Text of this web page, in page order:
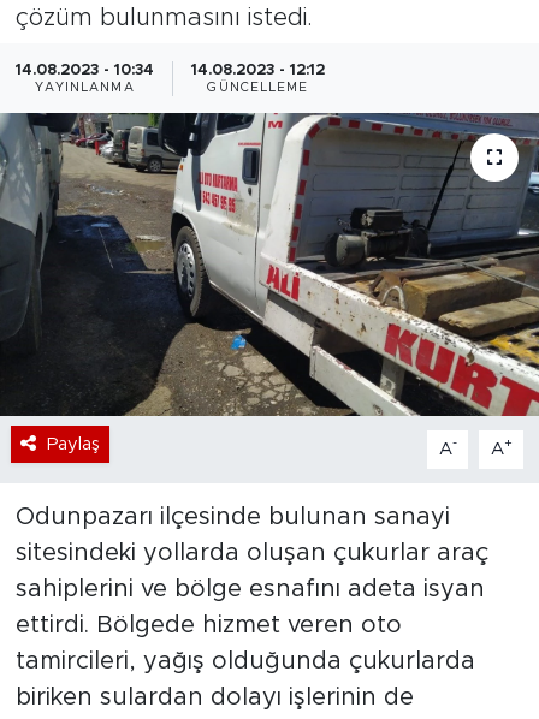
çözüm bulunmasını istedi.
14.08.2023 - 10:34
YAYINLANMA
14.08.2023 - 12:12
GÜNCELLEME
Paylaş A- A+
Odunpazarı ilçesinde bulunan sanayi
sitesindeki yollarda oluşan çukurlar araç
sahiplerini ve bölge esnafını adeta isyan
ettirdi. Bölgede hizmet veren oto
tamircileri, yağış olduğunda çukurlarda
biriken sulardan dolayı işlerinin de
Eğitim
Sanat
Bölge
Teknoloji
Magazin
Sektör
Haber Arşivi